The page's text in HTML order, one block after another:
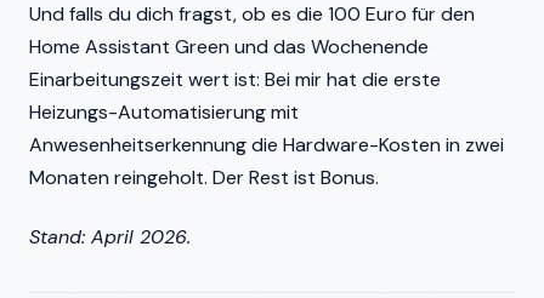
Und falls du dich fragst, ob es die 100 Euro für den
Home Assistant Green und das Wochenende
Einarbeitungszeit wert ist: Bei mir hat die erste
Heizungs-Automatisierung mit
Anwesenheitserkennung die Hardware-Kosten in zwei
Monaten reingeholt. Der Rest ist Bonus.
Stand: April 2026.